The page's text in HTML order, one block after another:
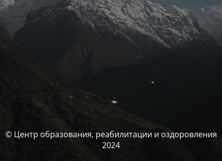
© Центр образования, реабилитации и оздоровления
2024